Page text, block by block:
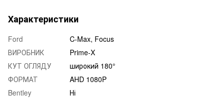
Характеристики
Ford
C-Max, Focus
ВИРОБНИК
Prime-X
КУТ ОГЛЯДУ
широкий 180°
ФОРМАТ
AHD 1080P
Bentley
Ні